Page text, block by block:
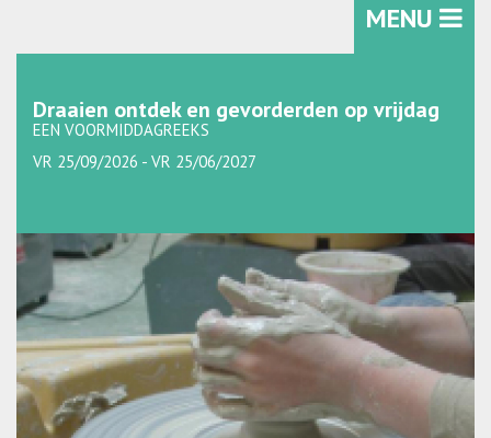
MENU
Draaien ontdek en gevorderden op vrijdag
EEN VOORMIDDAGREEKS
VR 25/09/2026 - VR 25/06/2027